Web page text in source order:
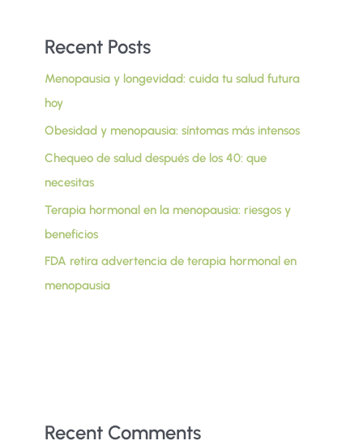
Recent Posts
Menopausia y longevidad: cuida tu salud futura
hoy
Obesidad y menopausia: síntomas más intensos
Chequeo de salud después de los 40: que
necesitas
Terapia hormonal en la menopausia: riesgos y
beneficios
FDA retira advertencia de terapia hormonal en
menopausia
Recent Comments